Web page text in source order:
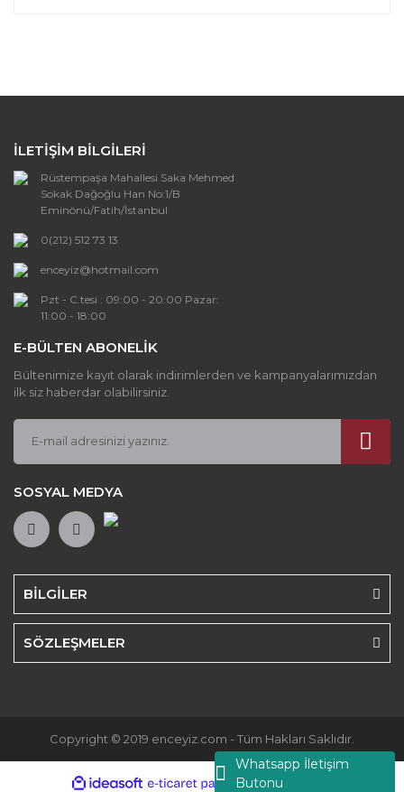
Whatsapp İletişim
Butonu
Yorum Yaz
Ürün açıklamasında eksik bilgiler bulunuyor.
Ürün bilgilerinde hatalar bulunuyor.
Ürün fiyatı diğer sitelerden daha pahalı.
Bu ürüne benzer farklı alternatifler olmalı.
İLETİŞİM BİLGİLERİ
Rüstempaşa Mahallesi Saka Mehmed
Sokak Dağoğlu Han No:1/B
Eminönü/Fatih/İstanbul
0(212) 512 73 13
enceyiz@hotmail.com
Pzt - C.tesi : 09:00 - 20:00 Pazar:
11:00 - 18:00
BİLGİLER
SÖZLEŞMELER
E-BÜLTEN ABONELİK
Bültenimize kayıt olarak indirimlerden ve kampanyalarımızdan
ilk siz haberdar olabilirsiniz.
SOSYAL MEDYA
Copyright © 2019 enceyiz.com - Tüm Hakları Saklıdır.
ideasoft e-